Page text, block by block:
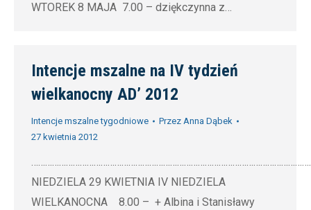
WTOREK 8 MAJA 7.00 – dziękczynna z…
Intencje mszalne na IV tydzień
wielkanocny AD’ 2012
Intencje mszalne tygodniowe Przez Anna Dąbek
27 kwietnia 2012
NIEDZIELA 29 KWIETNIA IV NIEDZIELA
WIELKANOCNA 8.00 – + Albina i Stanisławy